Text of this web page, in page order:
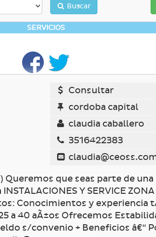
Buscar
SERVICIOS
Consultar
cordoba capital
claudia caballero
3516422383
Queremos que seas parte de una
Y SERVICE
Conocimientos y experiencia
a 40 aÃ±os Ofrecemos
s/convenio + Beneficios â€“